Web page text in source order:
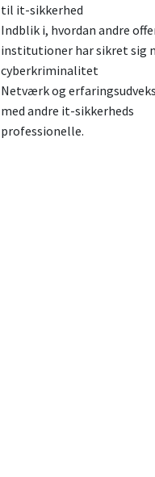
til it-sikkerhed
Indblik i, hvordan andre
institutioner har sikret sig
cyberkriminalitet
Netværk og
med andre it-sikkerheds
professionelle.